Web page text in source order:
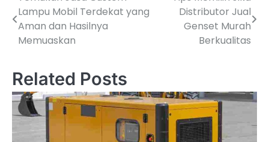
o
s
n
a
v
Lampu Mobil Terdekat yang
Aman dan Hasilnya
Memuaskan
Distributor Jual
Genset Murah
Berkualitas
Related Posts